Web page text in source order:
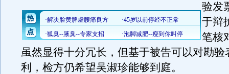
验发
于辩
笔核
虽然显得十分冗长，但基于被告可以对勘验
利，检方仍希望吴淑珍能够到庭。